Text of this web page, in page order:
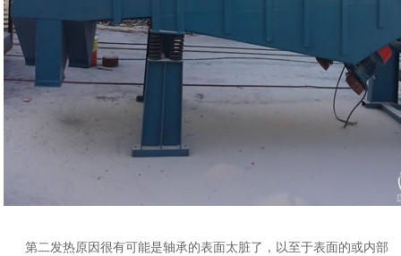
第二发热原因很有可能是轴承的表面太脏了，以至于表面的或内部